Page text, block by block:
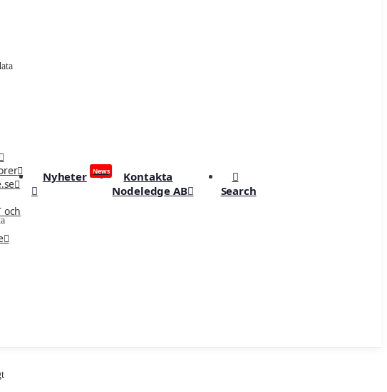
och
Nyheter News
Kontakta
Nodeledge AB
Search